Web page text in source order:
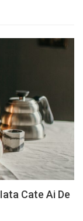
Cate Ai De